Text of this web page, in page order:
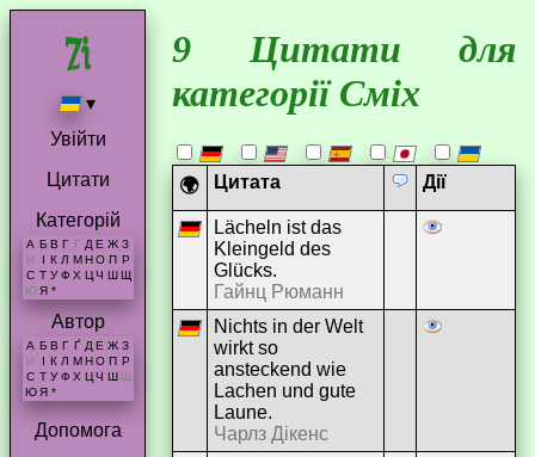
▾
Увійти
Цитати
Категорій
А Б В Г Ґ Д Е Ж З
И
І К Л М Н О П Р
С Т У Ф Х Ц Ч Ш Щ
Ю Я *
Автор
А Б В Г Ґ Д Е Ж З
И
К Л М Н О П Р
С Т У Ф Х Ц Ч Ш Щ
Ю Я *
Допомога
9 Цитати для
категорії Сміх
🌍 Цитата Дії
Lächeln ist das
Kleingeld des
Glücks.
Гайнц Рюманн
Nichts in der Welt
wirkt so
ansteckend wie
Lachen und gute
Laune.
Чарлз Дікенс